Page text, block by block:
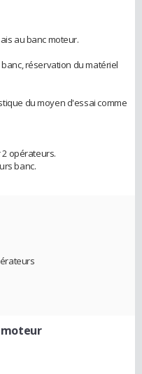
au banc moteur.
réservation du matériel
du moyen d'essai comme
opérateurs.
banc.